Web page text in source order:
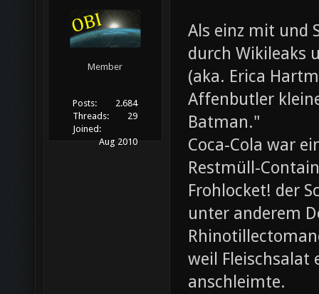
Member
Posts:
2.684
Threads:
29
Joined:
Aug 2010
Als einz mit und
durch Wikileaks
(aka. Erica
Affenbutler
Batman."
Coca-Cola war
Restmüll-
Frohlocket! der
unter anderem
weil Fleischsalat
anschleimte.